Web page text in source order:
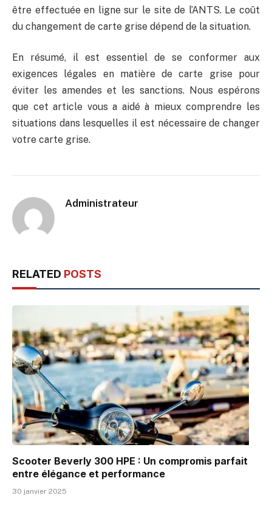
être effectuée en ligne sur le site de l’ANTS. Le coût
du changement de carte grise dépend de la situation.
En résumé, il est essentiel de se conformer aux
exigences légales en matière de carte grise pour
éviter les amendes et les sanctions. Nous espérons
que cet article vous a aidé à mieux comprendre les
situations dans lesquelles il est nécessaire de changer
votre carte grise.
Administrateur
RELATED POSTS
Scooter Beverly 300 HPE : Un compromis parfait
entre élégance et performance
30 janvier 2025